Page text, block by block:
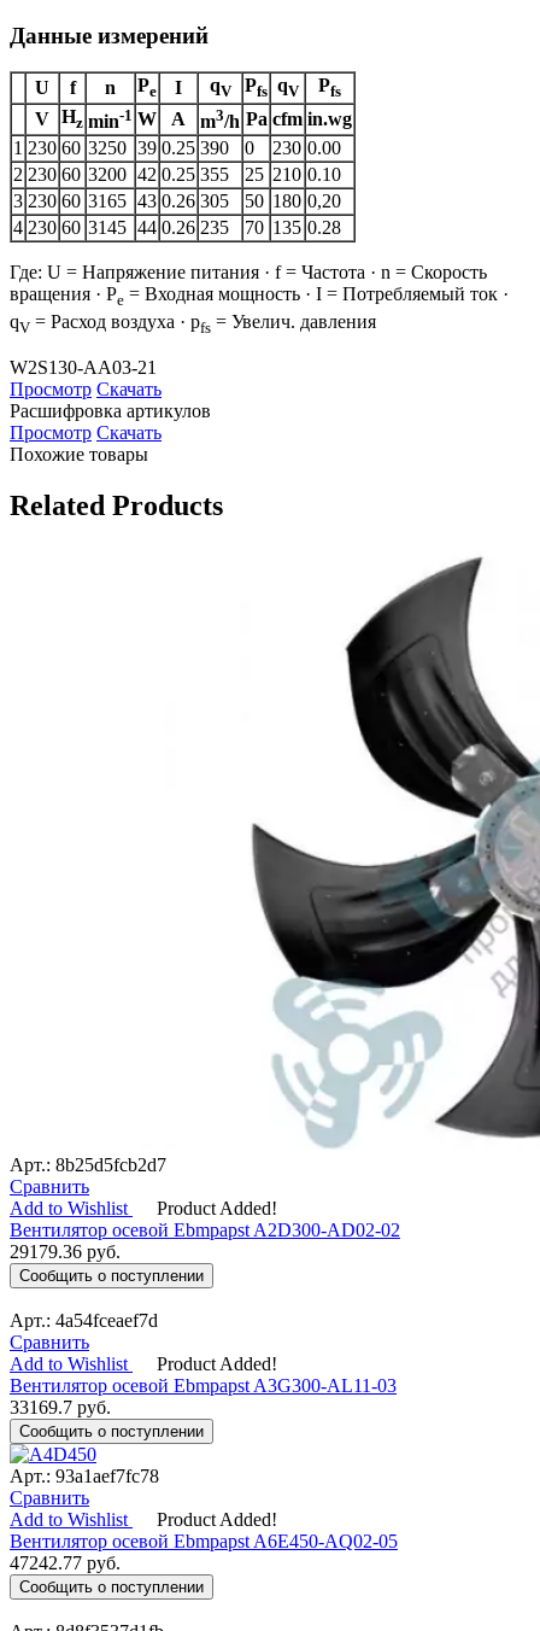
Данные измерений
U f n Pe I qV Pfs qV Pfs
V Hz min-1 W A m3/h Pa cfm in.wg
1 230 60 3250 39 0.25 390 0 230 0.00
2 230 60 3200 42 0.25 355 25 210 0.10
3 230 60 3165 43 0.26 305 50 180 0,20
4 230 60 3145 44 0.26 235 70 135 0.28
Где: U = Напряжение питания · f = Частота · n = Скорость
вращения · Pe = Входная мощность · I = Потребляемый ток ·
qV = Расход воздуха · pfs = Увелич. давления
W2S130-AA03-21
Просмотр Скачать
Расшифровка артикулов
Просмотр Скачать
Похожие товары
Related Products
Арт.: 8b25d5fcb2d7
Сравнить
Add to Wishlist
Product Added!
Вентилятор осевой Ebmpapst A2D300-AD02-02
29179.36 руб.
Сообщить о поступлении
Арт.: 4a54fceaef7d
Сравнить
Add to Wishlist
Product Added!
Вентилятор осевой Ebmpapst A3G300-AL11-03
33169.7 руб.
Сообщить о поступлении
Арт.: 93a1aef7fc78
Сравнить
Add to Wishlist
Product Added!
Вентилятор осевой Ebmpapst A6E450-AQ02-05
47242.77 руб.
Сообщить о поступлении